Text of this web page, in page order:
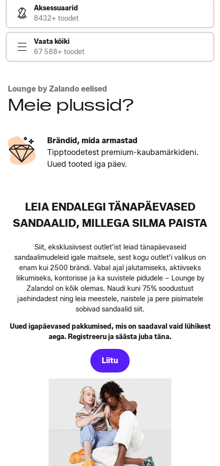
Aksessuaarid
8432+ toodet
Vaata kõiki
67 588+ toodet
Lounge by Zalando eelised
Meie plussid?
Brändid, mida armastad
Tipptoodetest premium-kaubamärkideni.
Uued tooted iga päev.
LEIA ENDALEGI TÄNAPÄEVASED
SANDAALID, MILLEGA SILMA PAISTA
Siit, eksklusiivsest outlet’ist leiad tänapäevaseid
sandaalimudeleid igale maitsele, sest kogu outlet’i valikus on
enam kui 2500 brändi. Vabal ajal jalutamiseks, aktiivseks
liikumiseks, kontorisse ja ka suvistele pidudele – Lounge by
Zalandol on kõik olemas. Naudi kuni 75% soodustust
jaehindadest ning leia meestele, naistele ja pere pisimatele
sobivad sandaalid siit.
Uued igapäevased pakkumised, mis on saadaval vaid lühikest
aega. Registreeru ja säästa juba täna.
Liitu